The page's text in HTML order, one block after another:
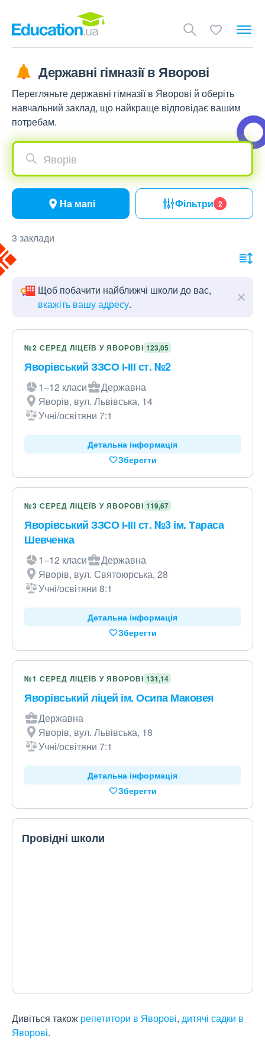
Державні гімназії в Яворові
Перегляньте державні гімназії в Яворові й оберіть
навчальний заклад, що найкраще відповідає вашим
потребам.
Яворів
На мапі Фільтри 2
3 заклади
Щоб побачити найближчі школи до вас,
вкажіть вашу адресу.
№2 СЕРЕД ЛІЦЕЇВ У ЯВОРОВІ 123,05
Яворівський ЗЗСО І-ІІІ ст. №2
1–12 класи
Державна
Яворів, вул. Львівська, 14
Учні/освітяни 7:1
Детальна інформація
Зберегти
№3 СЕРЕД ЛІЦЕЇВ У ЯВОРОВІ 119,67
Яворівський ЗЗСО І-ІІІ ст. №3 ім. Тараса
Шевченка
1–12 класи
Державна
Яворів, вул. Святоюрська, 28
Учні/освітяни 8:1
Детальна інформація
Зберегти
№1 СЕРЕД ЛІЦЕЇВ У ЯВОРОВІ 131,14
Яворівський ліцей ім. Осипа Маковея
Державна
Яворів, вул. Львівська, 18
Учні/освітяни 7:1
Детальна інформація
Зберегти
Провідні школи
Дивіться також репетитори в Яворові, дитячі садки в
Яворові.